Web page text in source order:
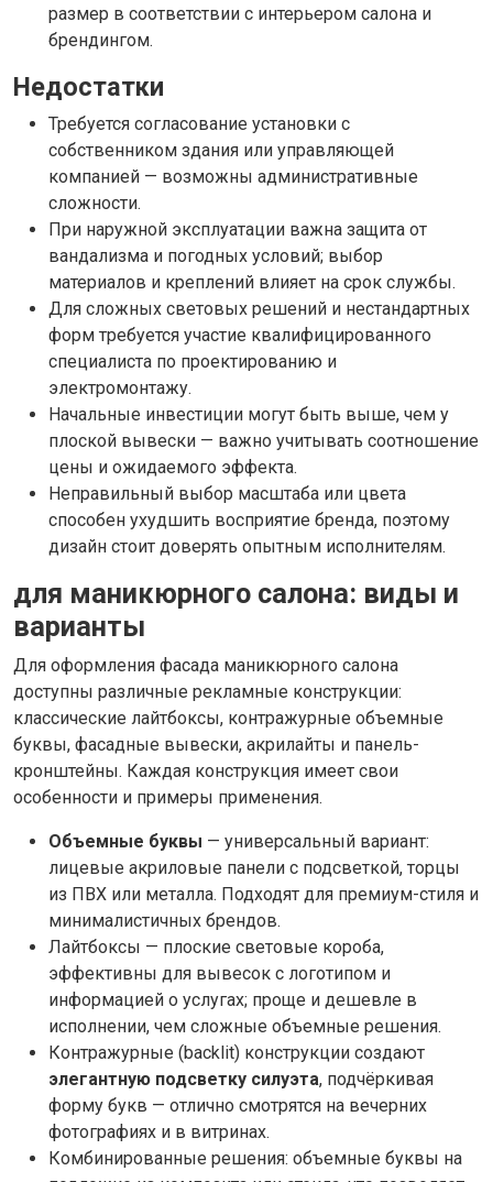
размер в соответствии с интерьером салона и
брендингом.
Недостатки
Требуется согласование установки с
собственником здания или управляющей
компанией — возможны административные
сложности.
При наружной эксплуатации важна защита от
вандализма и погодных условий; выбор
материалов и креплений влияет на срок службы.
Для сложных световых решений и нестандартных
форм требуется участие квалифицированного
специалиста по проектированию и
электромонтажу.
Начальные инвестиции могут быть выше, чем у
плоской вывески — важно учитывать соотношение
цены и ожидаемого эффекта.
Неправильный выбор масштаба или цвета
способен ухудшить восприятие бренда, поэтому
дизайн стоит доверять опытным исполнителям.
для маникюрного салона: виды и
варианты
Для оформления фасада маникюрного салона
доступны различные рекламные конструкции:
классические лайтбоксы, контражурные объемные
буквы, фасадные вывески, акрилайты и панель-
кронштейны. Каждая конструкция имеет свои
особенности и примеры применения.
Объемные буквы — универсальный вариант:
лицевые акриловые панели с подсветкой, торцы
из ПВХ или металла. Подходят для премиум-стиля и
минималистичных брендов.
Лайтбоксы — плоские световые короба,
эффективны для вывесок с логотипом и
информацией о услугах; проще и дешевле в
исполнении, чем сложные объемные решения.
Контражурные (backlit) конструкции создают
элегантную подсветку силуэта, подчёркивая
форму букв — отлично смотрятся на вечерних
фотографиях и в витринах.
Комбинированные решения: объемные буквы на